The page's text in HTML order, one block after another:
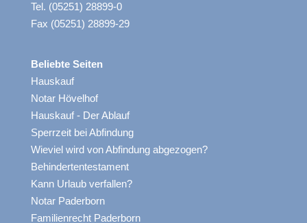
Tel. (05251) 28899-0
Fax (05251) 28899-29
Beliebte Seiten
Hauskauf
Notar Hövelhof
Hauskauf - Der Ablauf
Sperrzeit bei Abfindung
Wieviel wird von Abfindung abgezogen?
Behindertentestament
Kann Urlaub verfallen?
Notar Paderborn
Familienrecht Paderborn